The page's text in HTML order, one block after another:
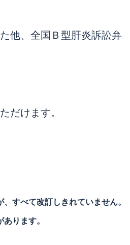
他、全国Ｂ型肝炎訴訟弁
だけます。
すべて改訂しきれていません。
ります。